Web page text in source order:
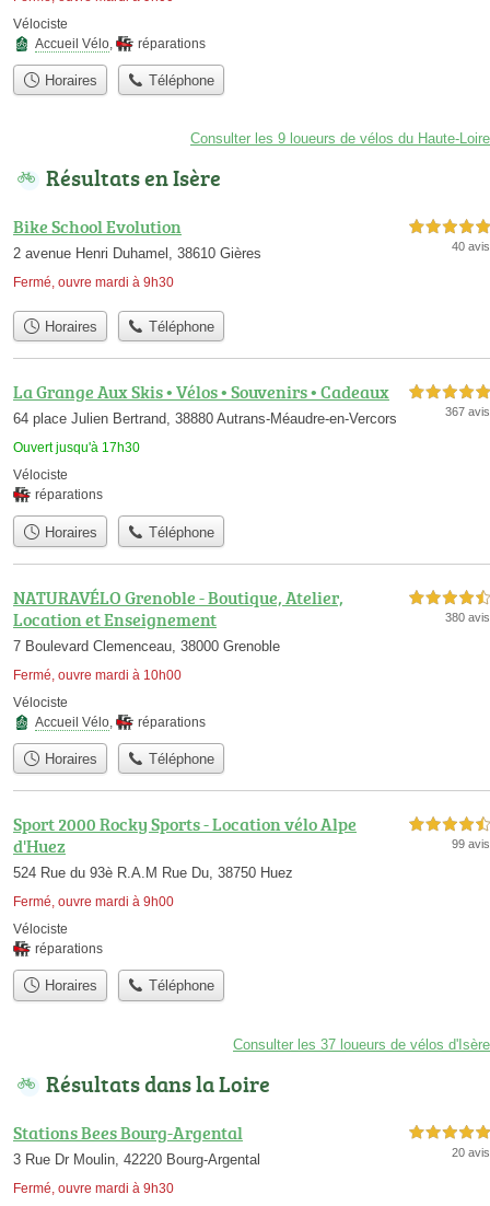
Vélociste
Accueil Vélo
réparations
Horaires Téléphone
Consulter les 9 loueurs de vélos du Haute-Loire
Résultats en Isère
Bike School Evolution
2 avenue Henri Duhamel, 38610 Gières
Fermé, ouvre mardi à 9h30
5,0 étoiles sur 5
40 avis
Horaires Téléphone
La Grange Aux Skis • Vélos • Souvenirs • Cadeaux
64 place Julien Bertrand, 38880 Autrans-Méaudre-en-Vercors
Ouvert jusqu'à 17h30
5,0 étoiles sur 5
367 avis
Vélociste
réparations
Horaires Téléphone
NATURAVÉLO Grenoble - Boutique, Atelier,
Location et Enseignement
7 Boulevard Clemenceau, 38000 Grenoble
Fermé, ouvre mardi à 10h00
4,5 étoiles sur 5
380 avis
Vélociste
Accueil Vélo
réparations
Horaires Téléphone
Sport 2000 Rocky Sports - Location vélo Alpe
d'Huez
524 Rue du 93è R.A.M Rue Du, 38750 Huez
Fermé, ouvre mardi à 9h00
4,5 étoiles sur 5
99 avis
Vélociste
réparations
Horaires Téléphone
Consulter les 37 loueurs de vélos d'Isère
Résultats dans la Loire
Stations Bees Bourg-Argental
3 Rue Dr Moulin, 42220 Bourg-Argental
Fermé, ouvre mardi à 9h30
5,0 étoiles sur 5
20 avis